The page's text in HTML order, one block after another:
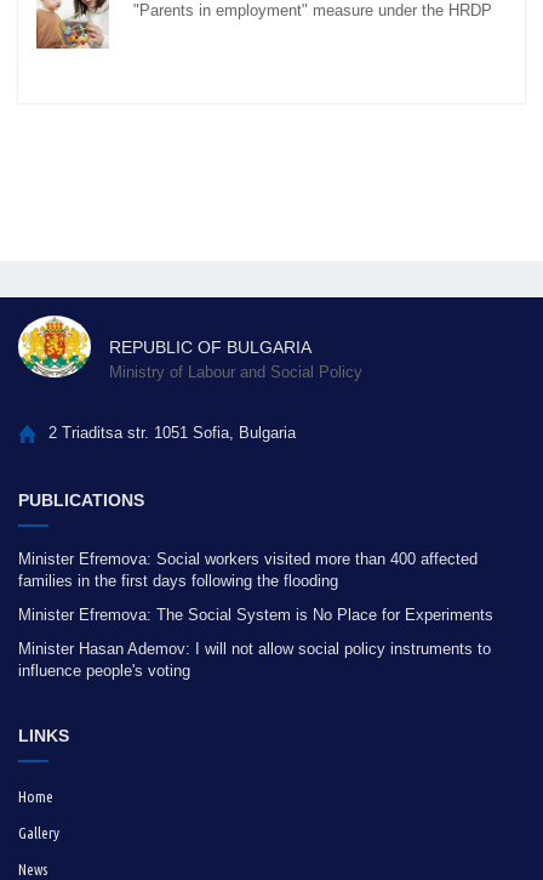
"Parents in employment" measure under the HRDP
REPUBLIC OF BULGARIA
Ministry of Labour and Social Policy
2 Triaditsa str. 1051 Sofia, Bulgaria
PUBLICATIONS
Minister Efremova: Social workers visited more than 400 affected
families in the first days following the flooding
Minister Efremova: The Social System is No Place for Experiments
Minister Hasan Ademov: I will not allow social policy instruments to
influence people's voting
LINKS
Home
Gallery
News